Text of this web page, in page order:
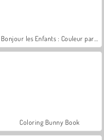
Coloring Bunny Book